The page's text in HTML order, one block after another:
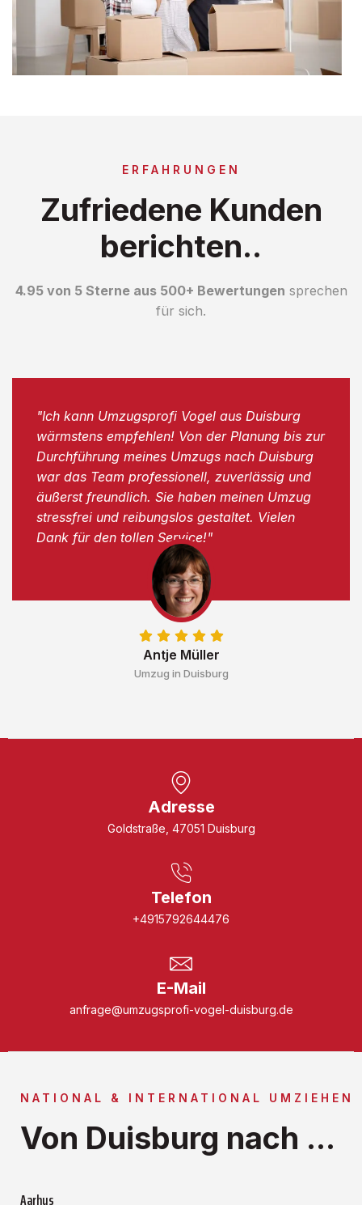
ERFAHRUNGEN
Zufriedene Kunden
berichten..
4.95 von 5 Sterne aus 500+ Bewertungen sprechen
für sich.
Antje Müller
Umzug in Duisburg
"Ich kann Umzugsprofi Vogel aus Duisburg
wärmstens empfehlen! Von der Planung bis zur
Durchführung meines Umzugs nach Duisburg
war das Team professionell, zuverlässig und
äußerst freundlich. Sie haben meinen Umzug
stressfrei und reibungslos gestaltet. Vielen
Dank für den tollen Service!"
Adresse
Goldstraße, 47051 Duisburg
Telefon
+4915792644476
E-Mail
anfrage@umzugsprofi-vogel-duisburg.de
NATIONAL & INTERNATIONAL UMZIEHEN
Von Duisburg nach ...
Aarhus